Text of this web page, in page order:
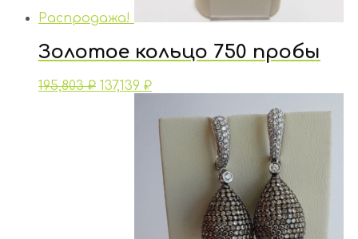
Распродажа!
Золотое кольцо 750 пробы
195,803₽ 137,139 ₽